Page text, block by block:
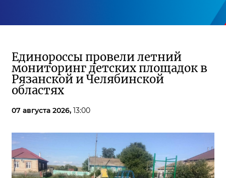
Единороссы провели летний
мониторинг детских площадок в
Рязанской и Челябинской
областях
07 августа 2026, 13:00